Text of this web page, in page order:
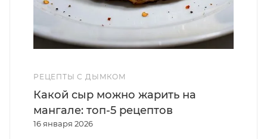
РЕЦЕПТЫ С ДЫМКОМ
16 января 2026
Какой сыр можно жарить на
мангале: топ-5 рецептов